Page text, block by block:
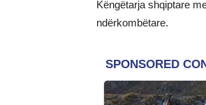
Këngëtarja shqiptare
ndërkombëtare.